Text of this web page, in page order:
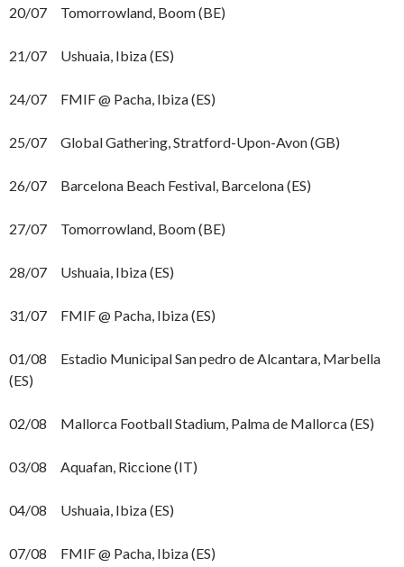
20/07 Tomorrowland, Boom (BE)
21/07 Ushuaia, Ibiza (ES)
24/07 FMIF @ Pacha, Ibiza (ES)
25/07 Global Gathering, Stratford-Upon-Avon (GB)
26/07 Barcelona Beach Festival, Barcelona (ES)
27/07 Tomorrowland, Boom (BE)
28/07 Ushuaia, Ibiza (ES)
31/07 FMIF @ Pacha, Ibiza (ES)
01/08 Estadio Municipal San pedro de Alcantara, Marbella
(ES)
02/08 Mallorca Football Stadium, Palma de Mallorca (ES)
03/08 Aquafan, Riccione (IT)
04/08 Ushuaia, Ibiza (ES)
07/08 FMIF @ Pacha, Ibiza (ES)